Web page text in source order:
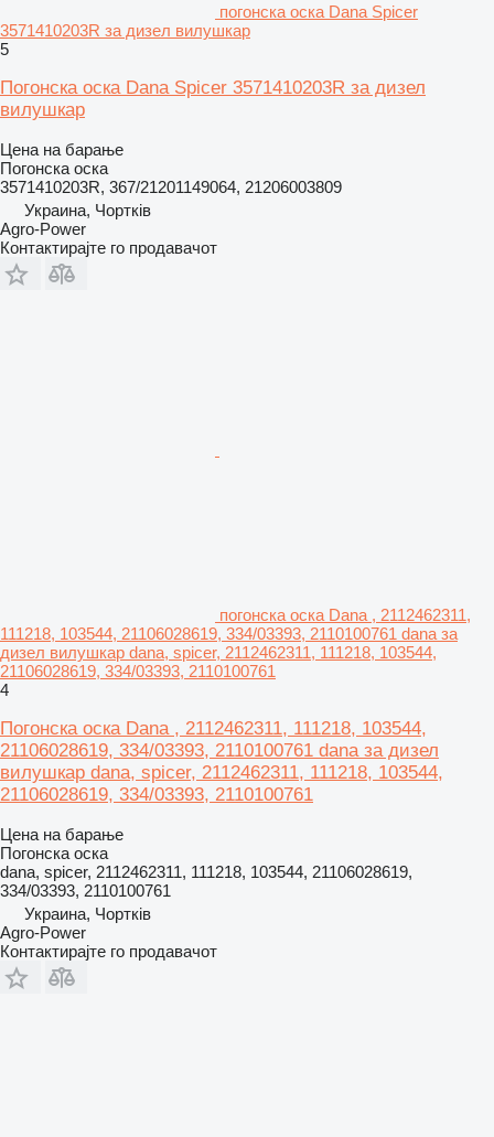
погонска оска Dana Spicer
3571410203R за дизел вилушкар
5
Погонска оска Dana Spicer 3571410203R за дизел
вилушкар
Цена на барање
Погонска оска
3571410203R, 367/21201149064, 21206003809
Украина, Чортків
Agro-Power
Контактирајте го продавачот
погонска оска Dana , 2112462311,
111218, 103544, 21106028619, 334/03393, 2110100761 dana за
дизел вилушкар dana, spicer, 2112462311, 111218, 103544,
21106028619, 334/03393, 2110100761
4
Погонска оска Dana , 2112462311, 111218, 103544,
21106028619, 334/03393, 2110100761 dana за дизел
вилушкар dana, spicer, 2112462311, 111218, 103544,
21106028619, 334/03393, 2110100761
Цена на барање
Погонска оска
dana, spicer, 2112462311, 111218, 103544, 21106028619,
334/03393, 2110100761
Украина, Чортків
Agro-Power
Контактирајте го продавачот